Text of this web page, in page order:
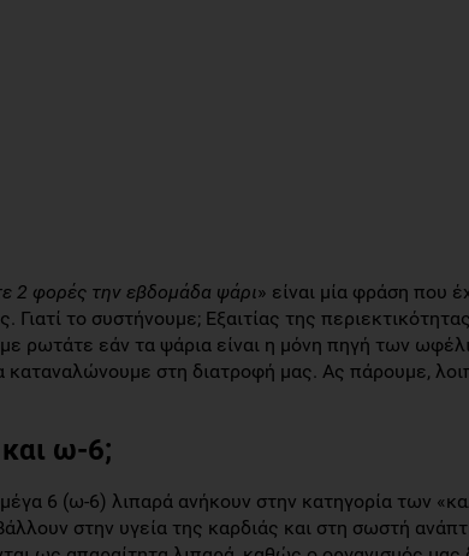
2 φορές την εβδομάδα ψάρι» είναι μία φράση που
Γιατί το συστήνουμε; Εξαιτίας της
ρωτάτε εάν τα ψάρια είναι η μόνη πηγή των
καταναλώνουμε στη διατροφή μας. Ας πάρουμε,
και ω-6;
6 (ω-6) λιπαρά ανήκουν στην κατηγορία των
στην υγεία της καρδιάς και στη σωστή